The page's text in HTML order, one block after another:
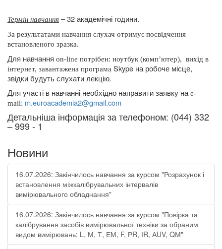
Термін навчання – 32 академічні години.
За результатами навчання слухач отримує посвідчення
встановленого зразка.
Для навчання on-line потрібен: ноутбук (комп’ютер), вихід в
інтернет, завантажена програма Skype на робоче місце,
звідки будуть слухати лекцію.
Для участі в навчанні необхідно направити заявку на e-
mail: m.euroacademia2@gmail.com
Детальніша інформація за телефоном: (044) 332
– 999 - 1
Новини
16.07.2026: Закінчилось навчання за курсом "Розрахунок і
встановлення міжкалібрувальних інтервалів
вимірювального обладнання"
16.07.2026: Закінчилось навчання за курсом "Повірка та
калібрування засобів вимірювальної техніки за обраним
видом вимірювань: L, М, Т, ЕМ, F, РR, ІR, АUV, QМ"